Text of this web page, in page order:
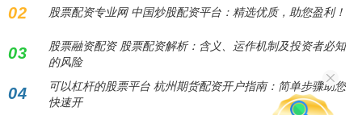
02 股票配资专业网 中国炒股配资平台：精选优质，助您盈利！
03
股票融资配资 股票配资解析：含义、运作机制及投资者必知
的风险
04
可以杠杆的股票平台 杭州期货配资开户指南：简单步骤助您
快速开